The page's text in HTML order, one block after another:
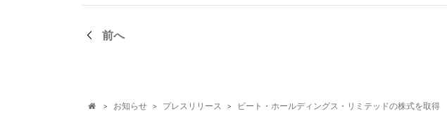
前へ
 > お知らせ > プレスリリース > ビート・ホールディングス・リミテッドの株式を取得